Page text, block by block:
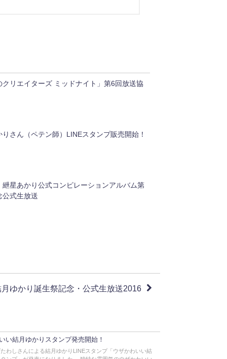
クリエイターズ ミッドナイト」第6回放送協
りさん（ペテン師）LINEスタンプ販売開始！
紲星あかり公式コンピレーションアルバム第
公式生放送
月ゆかり誕生祭記念・公式生放送2016
い結月ゆかりスタンプ発売開始！
わしさんによる結月ゆかりLINEスタンプ「ウザかわいい結